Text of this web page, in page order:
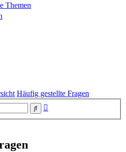
Themen
Häufig gestellte Fragen
Suche